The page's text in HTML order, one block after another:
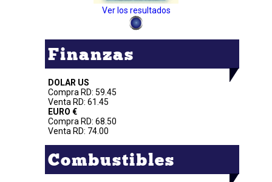
Ver los resultados
Finanzas
DOLAR US
Compra RD: 59.45
Venta RD: 61.45
EURO €
Compra RD: 68.50
Venta RD: 74.00
Combustibles